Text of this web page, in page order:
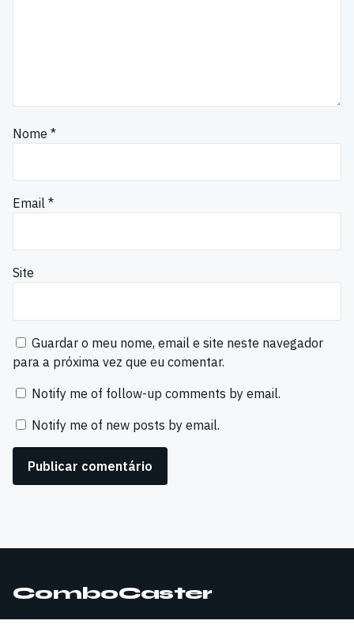
Nome *
Email *
Site
Guardar o meu nome, email e site neste navegador
para a próxima vez que eu comentar.
Notify me of follow-up comments by email.
Notify me of new posts by email.
ComboCaster